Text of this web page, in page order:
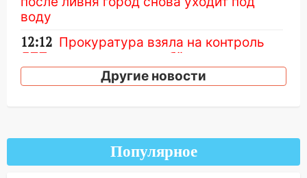
воду
12:12 Прокуратура взяла на контроль
ДТП с шестилетним ребёнком на улице
Федерации
В Ульяновске ищут 37-летнего
мужчину, пропавшего ещё 19 июля
Другие новости
Популярное